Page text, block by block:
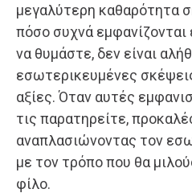
μεγαλύτερη καθαρότητα
πόσο συχνά εμφανίζονται
να θυμάστε, δεν είναι
εσωτερικευμένες
αξίες. Όταν αυτές
τις παρατηρείτε,
αναπλασιώνοντας τον
με τον τρόπο που θα
φίλο.